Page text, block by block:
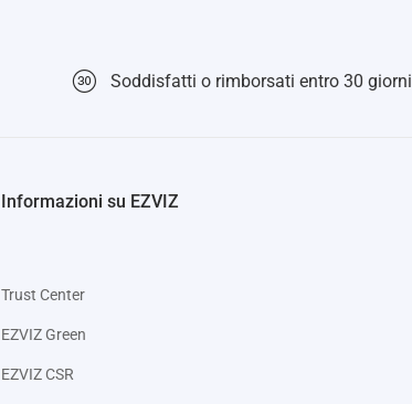
Soddisfatti o rimborsati entro 30 giorni
Informazioni su EZVIZ
Trust Center
EZVIZ Green
EZVIZ CSR